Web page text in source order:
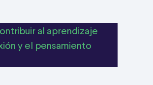
al aprendizaje
y el pensamiento